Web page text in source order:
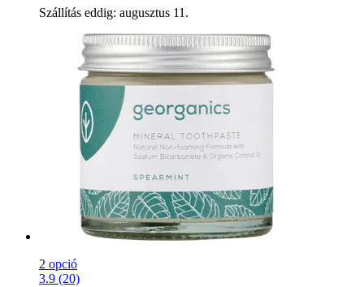
Szállítás eddig: augusztus 11.
2 opció
3.9 (20)